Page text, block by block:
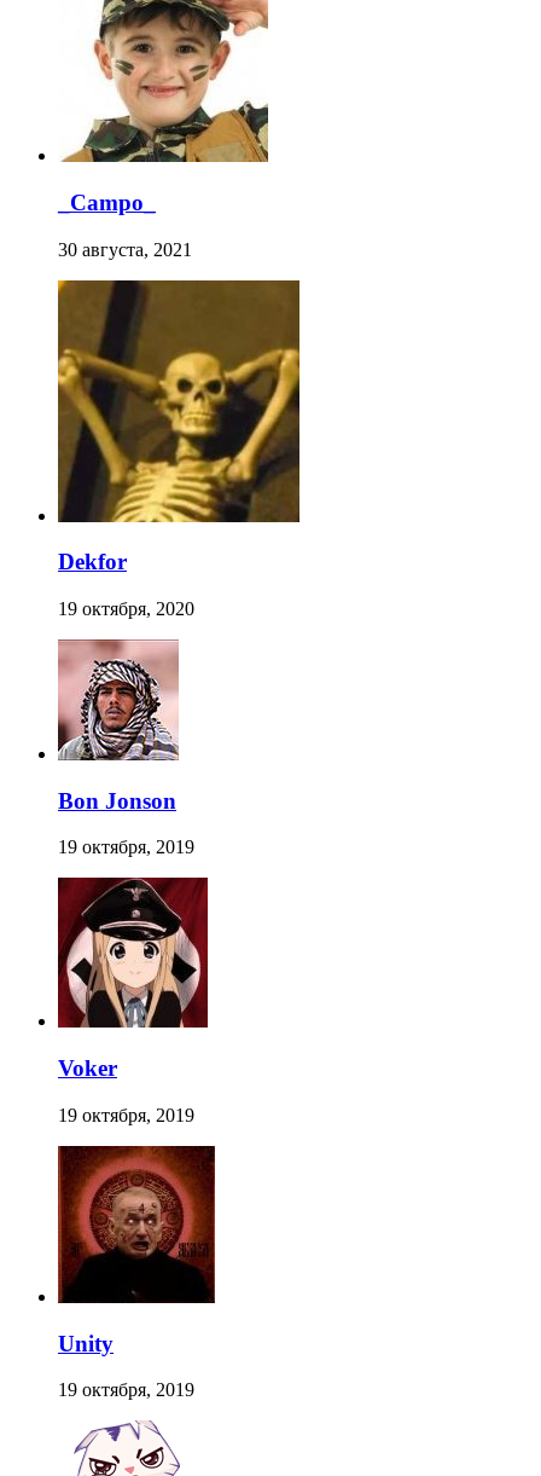
_Campo_
30 августа, 2021
Dekfor
19 октября, 2020
Bon Jonson
19 октября, 2019
Voker
19 октября, 2019
Unity
19 октября, 2019